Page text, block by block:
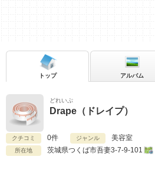
どれいぷ
Drape（ドレイプ）
クチコミ 0件 ジャンル 美容室
所在地 茨城県つくば市吾妻3-7-9-101
トップ アルバム